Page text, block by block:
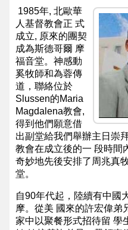
1985年, 北歐華
人基督教會正 式
成立, 原來的團契
成為斯德哥爾 摩
福音堂。神感動
奚牧師和為蓉傳
道，聯絡位於
Slussen的Maria
Magdalena教會,
得到他們願意借
出副堂給我們舉辦主日崇
教會在成立後的一 段時間
奇妙地先後安排了周兆真
堂。
自90年代起，陸續有中國
摩。從美 國來的許宏偉弟
家中以聚餐形式招待留 學